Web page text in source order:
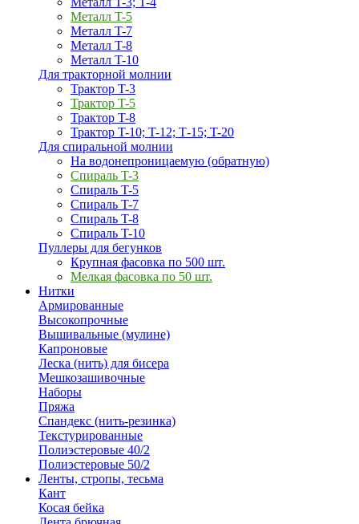
Металл T-5
Металл T-7
Металл T-8
Металл T-10
Для тракторной молнии
Трактор T-3
Трактор T-5
Трактор T-8
Трактор T-10; T-12; Т-15; T-20
Для спиральной молнии
На водонепроницаемую (обратную)
Спираль T-3
Спираль T-5
Спираль T-7
Спираль T-8
Спираль T-10
Пуллеры для бегунков
Крупная фасовка по 500 шт.
Мелкая фасовка по 50 шт.
Нитки
Армированные
Высокопрочные
Вышивальные (мулине)
Капроновые
Леска (нить) для бисера
Мешкозашивочные
Наборы
Пряжа
Спандекс (нить-резинка)
Текстурированные
Полиэстеровые 40/2
Полиэстеровые 50/2
Ленты, стропы, тесьма
Кант
Косая бейка